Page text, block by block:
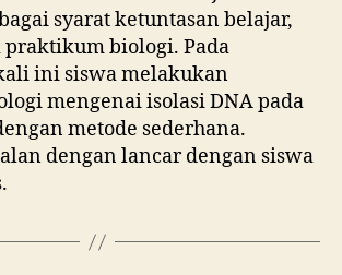
syarat ketuntasan belajar,
praktikum biologi. Pada
ini siswa melakukan
mengenai isolasi DNA pada
metode sederhana.
dengan lancar dengan siswa